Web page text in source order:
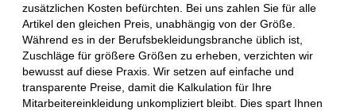
zusätzlichen Kosten befürchten. Bei uns zahlen Sie für alle
Artikel den gleichen Preis, unabhängig von der Größe.
Während es in der Berufsbekleidungsbranche üblich ist,
Zuschläge für größere Größen zu erheben, verzichten wir
bewusst auf diese Praxis. Wir setzen auf einfache und
transparente Preise, damit die Kalkulation für Ihre
Mitarbeitereinkleidung unkompliziert bleibt. Dies spart Ihnen